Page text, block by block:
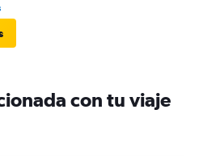
con tu viaje